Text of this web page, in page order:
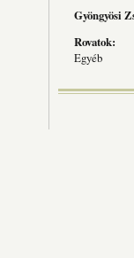
Gyöngyösi
Rovatok:
Egyéb